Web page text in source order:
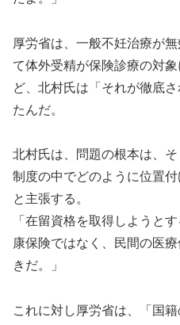
厚労省は、一般不妊治療が
て体外受精が保険診療の対
ど、北村氏は「それが徹底
たんだ。
北村氏は、問題の根本は、
制度の中でどのように位置
と主張する。
「在留資格を取得しようと
康保険ではなく、民間の医
きだ。」
これに対し厚労省は、「国